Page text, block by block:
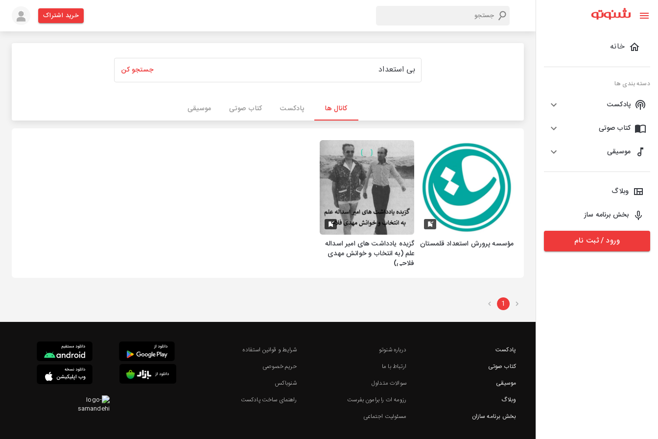
خانه
دسته بندی ها
پادکست
کتاب صوتی
موسیقی
وبلاگ
بخش برنامه ساز
ورود / ثبت نام
خرید اشتراک
جستجو کن
کانال ها پادکست کتاب صوتی موسیقی
مؤسسه پرورش استعداد قلمستان گزیده یادداشت های امیر اسداله
علم (به انتخاب و خوانش مهدی
فلاحی)
1
پادکست
کتاب صوتی
موسیقی
وبلاگ
بخش برنامه سازان
درباره شنوتو
ارتباط با ما
سوالات متداول
رزومه ات را برامون بفرست
مسئولیت اجتماعی
شرایط و قوانین استفاده
حریم خصوصی
شنوباکس
راهنمای ساخت پادکست